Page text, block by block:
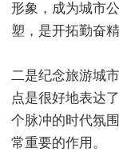
形象，成为城市
塑，是开拓勤奋
二是纪念旅游城
点是很好地表达
个脉冲的时代氛
常重要的作用。